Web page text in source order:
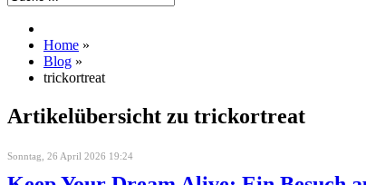
Home »
Blog »
trickortreat
Artikelübersicht zu trickortreat
Sonntag, 26 April 2026 19:24